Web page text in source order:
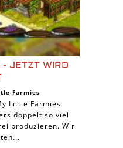
- JETZT WIRD
Farmies
Little Farmies
doppelt so viel
produzieren. Wir